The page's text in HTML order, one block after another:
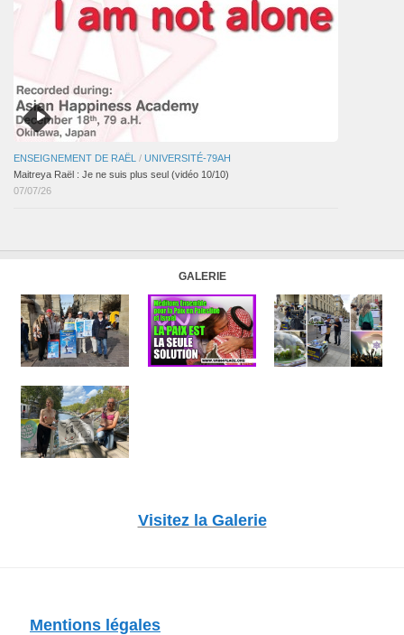
ENSEIGNEMENT DE RAËL / UNIVERSITÉ-79AH
Maitreya Raël : Je ne suis plus seul (vidéo 10/10)
07/07/26
GALERIE
Visitez la Galerie
Mentions légales